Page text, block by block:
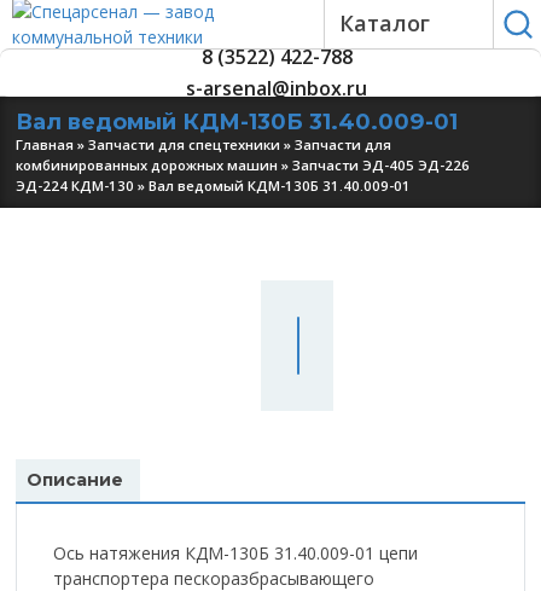
Каталог
8 (3522) 422-788
s-arsenal@inbox.ru
Вал ведомый КДМ-130Б 31.40.009-01
Главная »Запчасти для спецтехники »Запчасти для
комбинированных дорожных машин »Запчасти ЭД-405 ЭД-226
ЭД-224 КДМ-130 »Вал ведомый КДМ-130Б 31.40.009-01
Описание
Ось натяжения КДМ-130Б 31.40.009-01 цепи
транспортера пескоразбрасывающего